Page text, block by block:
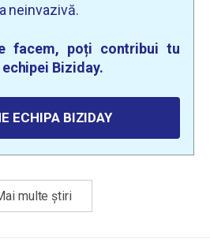
neinvazivă.
facem, poți contribui tu
Biziday.
ECHIPA BIZIDAY
multe știri